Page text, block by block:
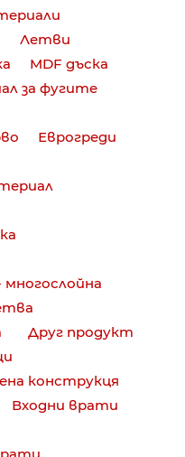
Летви
MDF дъска
за фугите
Еврогреди
Друг продукт
конструкця
врати